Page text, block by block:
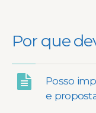
Por que
Posso
e